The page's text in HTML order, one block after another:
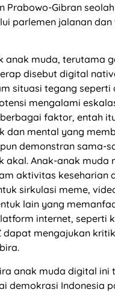
Prabowo-Gibran
parlemen jalanan
anak muda, terutama
disebut digital
situasi tegang seperti
mengalami
faktor, entah
dan mental yang
demonstran sama-
akal. Anak-anak muda
aktivitas keseharian
sirkulasi meme,
lain yang
internet, seperti
dapat mengajukan
anak muda digital ini
demokrasi Indonesia